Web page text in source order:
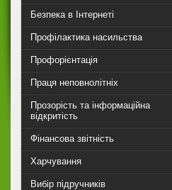
Безпека в Інтернеті
Профілактика насильства
Профорієнтація
Праця неповнолітніх
Прозорість та інформаційна
відкритість
Фінансова звітність
Харчування
Вибір підручників